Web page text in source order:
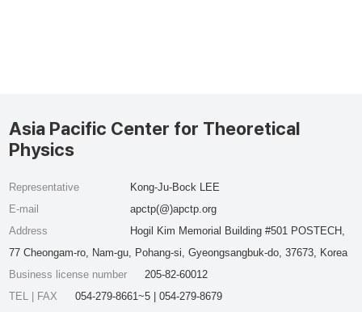
Asia Pacific Center for Theoretical
Physics
Representative
Kong-Ju-Bock LEE
E-mail
apctp(@)apctp.org
Address
Hogil Kim Memorial Building #501 POSTECH,
77 Cheongam-ro, Nam-gu, Pohang-si, Gyeongsangbuk-do, 37673, Korea
Business license number
205-82-60012
TEL | FAX
054-279-8661~5 | 054-279-8679